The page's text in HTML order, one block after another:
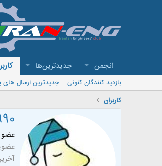
انجمن جدیدترین‌ها
بازدید کنندگان کنونی جدیدترین ارسال های
کاربران
عضو